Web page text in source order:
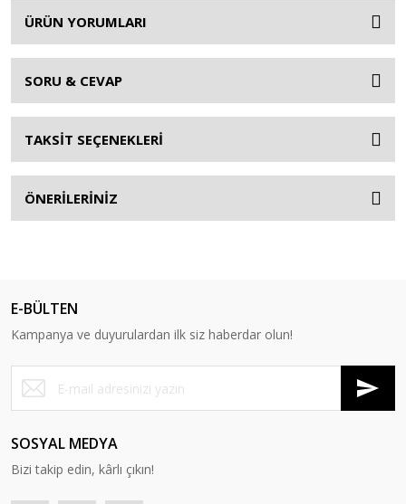
ÜRÜN YORUMLARI
SORU & CEVAP
TAKSİT SEÇENEKLERİ
ÖNERİLERİNİZ
E-BÜLTEN
Kampanya ve duyurulardan ilk siz haberdar olun!
SOSYAL MEDYA
Bizi takip edin, kârlı çıkın!